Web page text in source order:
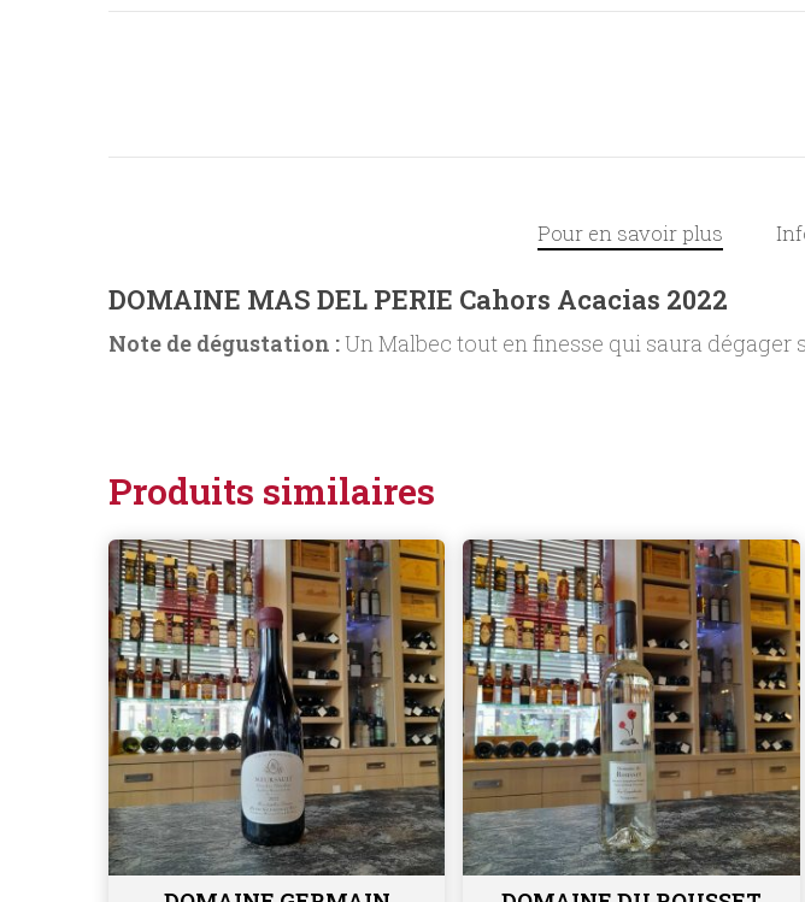
Pour en savoir plus
DOMAINE MAS DEL PERIE Cahors Acacias 2022
Note de dégustation :Un Malbec tout en finesse qui saura
Produits similaires